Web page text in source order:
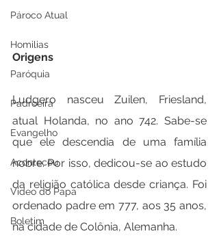
Pároco Atual
Homilias
Paróquia
Padroeira
Evangelho
Aconteceu
Video do Papa
Boletim
Origens
Ludgero nasceu Zuilen, Friesland,
atual Holanda, no ano 742. Sabe-se
que ele descendia de uma família
nobre. Por isso, dedicou-se ao estudo
da religião católica desde criança. Foi
ordenado padre em 777, aos 35 anos,
na cidade de Colônia, Alemanha.